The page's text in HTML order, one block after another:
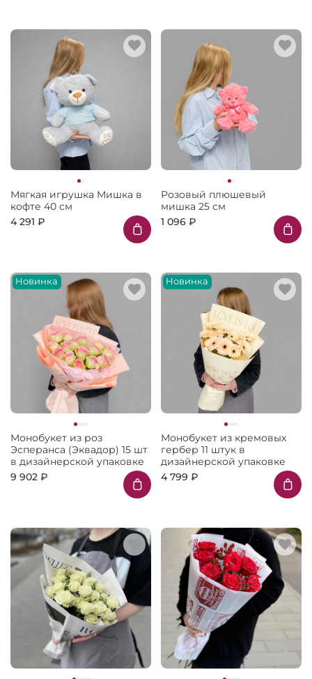
Мягкая игрушка Мишка в
кофте 40 см
4 291 ₽
Розовый плюшевый
мишка 25 см
1 096 ₽
Новинка
Монобукет из роз
Эсперанса (Эквадор) 15 шт
в дизайнерской упаковке
9 902 ₽
Новинка
Монобукет из кремовых
гербер 11 штук в
дизайнерской упаковке
4 799 ₽